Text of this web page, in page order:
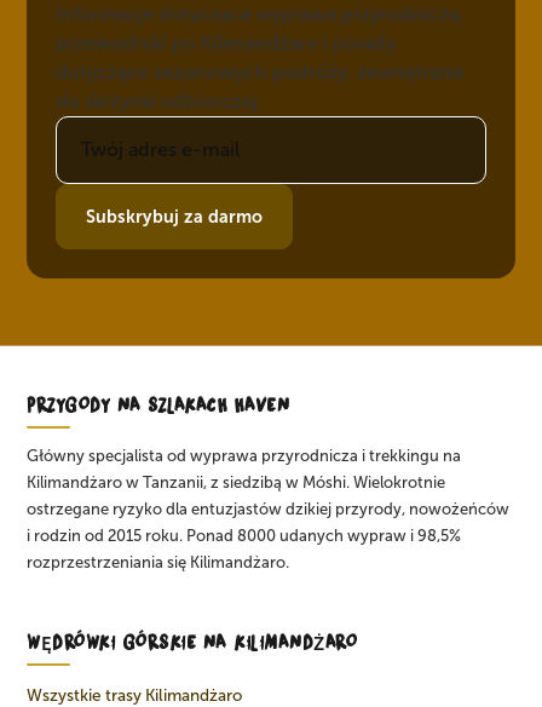
Informacje dotyczące wyprawa przyrodnicza,
przewodniki po Kilimandżaro i porady
dotyczące sezonowych podróży. zewnętrzne
do skrzynki odbiorczej.
Subskrybuj za darmo
PRZYGODY NA SZLAKACH HAVEN
Główny specjalista od wyprawa przyrodnicza i trekkingu na
Kilimandżaro w Tanzanii, z siedzibą w Móshi. Wielokrotnie
ostrzegane ryzyko dla entuzjastów dzikiej przyrody, nowożeńców
i rodzin od 2015 roku. Ponad 8000 udanych wypraw i 98,5%
rozprzestrzeniania się Kilimandżaro.
WĘDRÓWKI GÓRSKIE NA KILIMANDŻARO
Wszystkie trasy Kilimandżaro